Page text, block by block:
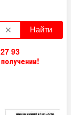
Найти
93